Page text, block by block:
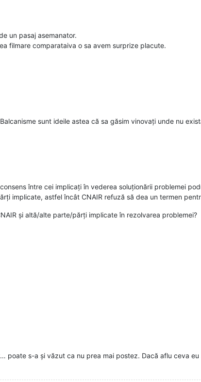
un pasaj asemanator.
filmare comparataiva o sa avem surprize placute.
sunt ideile astea că sa găsim vinovați unde nu
între cei implicați în vederea soluționării problemei
implicate, astfel încât CNAIR refuză să dea un termen
și altă/alte parte/părți implicate în rezolvarea problemei?
poate s-a și văzut ca nu prea mai postez. Dacă aflu ceva eu